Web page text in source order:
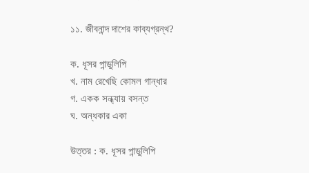
১১. জীবনান্দ দাশের কাব্যগ্রন্থ?
ক. ধূসর পান্ডুলিপি
খ. নাম রেখেছি কোমল গান্ধার
গ. একক সন্ধ্যায় বসন্ত
ঘ. অন্ধকার একা
উত্তর : ক. ধূসর পান্ডুলিপি